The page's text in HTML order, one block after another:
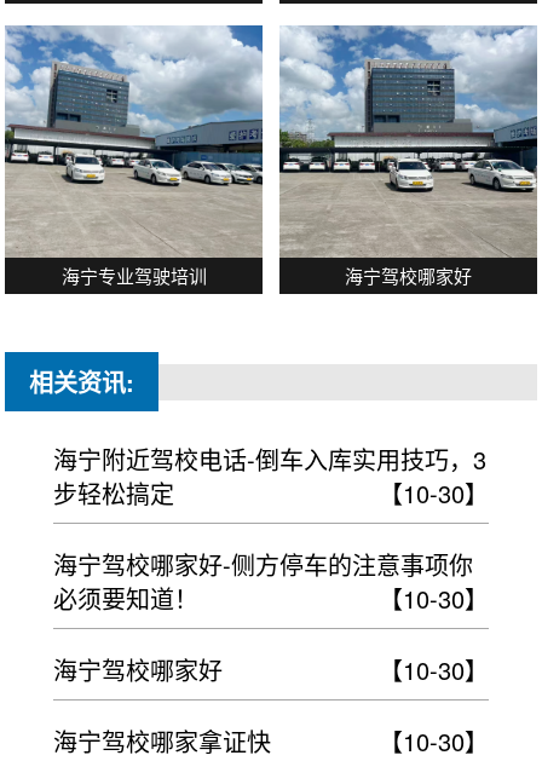
海宁专业驾驶培训 海宁驾校哪家好
相关资讯:
海宁附近驾校电话-倒车入库实用技巧，3
步轻松搞定
【10-30】
海宁驾校哪家好-侧方停车的注意事项你
必须要知道！
【10-30】
海宁驾校哪家好 【10-30】
海宁驾校哪家拿证快 【10-30】